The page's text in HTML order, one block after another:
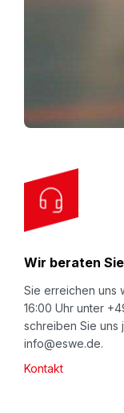
Wir beraten
Sie erreichen uns
16:00 Uhr unter
schreiben Sie uns
info@eswe.de.
Kontakt